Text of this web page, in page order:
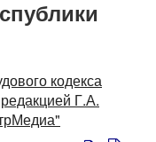
кодекса
Г.А.